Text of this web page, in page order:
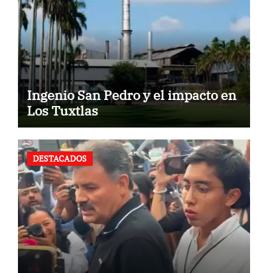
Ingenio San Pedro y el impacto en
Los Tuxtlas
DESTACADOS